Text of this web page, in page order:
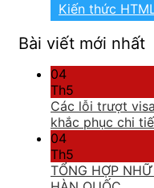
Kiến thức
Bài viết mới nhất
04
Th5
Các lỗi trượt
khắc phục chi
04
Th5
TỔNG HỢP